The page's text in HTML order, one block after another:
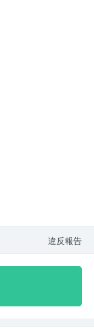
違反報告